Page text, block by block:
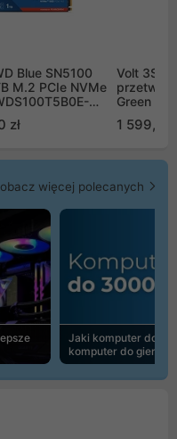
Blue SN5100
M.2 PCIe NVMe
zł
Volt
Green
1 599,00
więcej polecanych
Jaki komputer do
komputer do gier |